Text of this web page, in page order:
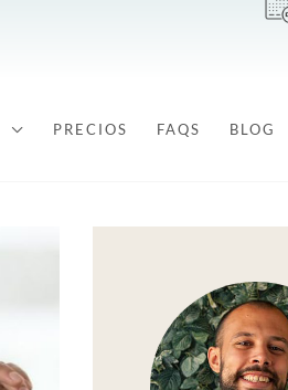
PRECIOS FAQS BLOG